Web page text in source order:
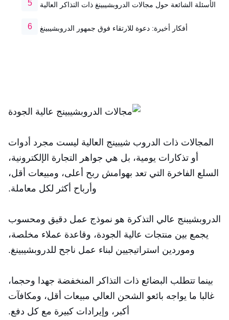
الأسئلة الشائعة حول مجالات الدروبشيبينغ ذات التذاكر العالية
أفكار أخيرة: دعوة للارتقاء فوق جمهور الدروبشيبينغ
المجالات ذات الدروب شيبينج العالية ليست مجرد أدوات
أو تذكارات يومية، بل هي جواهر التجارة الإلكترونية،
السلع الفاخرة التي تعد بهوامش ربح أعلى، ومبيعات أقل،
وأرباح أكثر لكل معاملة.
الدروبشيبنج عالي التذكرة هو نموذج عمل دقيق ومحسوب
يجمع بين منتجات عالية الجودة، وقاعدة عملاء مخلصة،
وموردين استراتيجيين لبناء عمل ناجح للدروبشيبينغ.
بينما تتطلب البضائع ذات التذاكر المنخفضة جهدا وحجما،
غالبا ما يواجه بائعو الشحن العالي مبيعات أقل، ومكافآت
أكبر، وإيرادات كبيرة مع كل دفع.